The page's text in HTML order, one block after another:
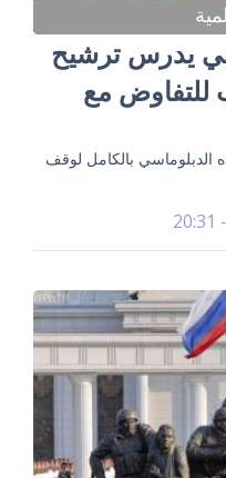
يدرس ترشيح
مع
الدبلوماسي بالكامل لوقف